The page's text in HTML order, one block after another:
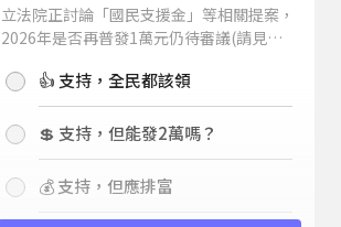
立法院正討論「國民支援金」等相關提案，
2026年是否再普發1萬元仍待審議(請見下
持嗎？👍 支持，全民都該領
💲 支持，但能發2萬嗎？
💰 支持，但應排富